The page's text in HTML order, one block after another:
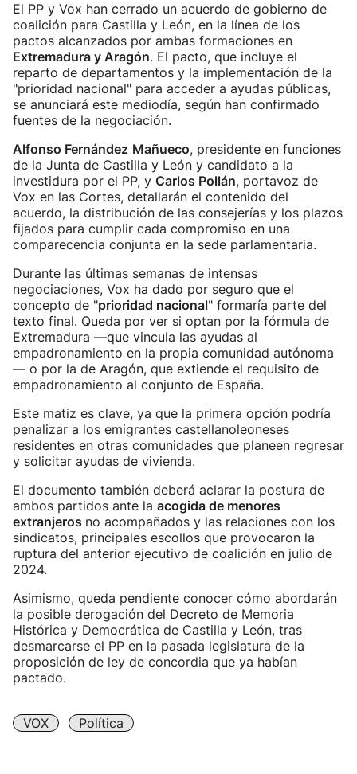
El PP y Vox han cerrado un acuerdo de gobierno de
coalición para Castilla y León, en la línea de los
pactos alcanzados por ambas formaciones en
Extremadura y Aragón. El pacto, que incluye el
reparto de departamentos y la implementación de la
"prioridad nacional" para acceder a ayudas públicas,
se anunciará este mediodía, según han confirmado
fuentes de la negociación.
Alfonso Fernández Mañueco, presidente en funciones
de la Junta de Castilla y León y candidato a la
investidura por el PP, y Carlos Pollán, portavoz de
Vox en las Cortes, detallarán el contenido del
acuerdo, la distribución de las consejerías y los plazos
fijados para cumplir cada compromiso en una
comparecencia conjunta en la sede parlamentaria.
Durante las últimas semanas de intensas
negociaciones, Vox ha dado por seguro que el
concepto de "prioridad nacional" formaría parte del
texto final. Queda por ver si optan por la fórmula de
Extremadura —que vincula las ayudas al
empadronamiento en la propia comunidad autónoma
— o por la de Aragón, que extiende el requisito de
empadronamiento al conjunto de España.
Este matiz es clave, ya que la primera opción podría
penalizar a los emigrantes castellanoleoneses
residentes en otras comunidades que planeen regresar
y solicitar ayudas de vivienda.
El documento también deberá aclarar la postura de
ambos partidos ante la acogida de menores
extranjeros no acompañados y las relaciones con los
sindicatos, principales escollos que provocaron la
ruptura del anterior ejecutivo de coalición en julio de
2024.
Asimismo, queda pendiente conocer cómo abordarán
la posible derogación del Decreto de Memoria
Histórica y Democrática de Castilla y León, tras
desmarcarse el PP en la pasada legislatura de la
proposición de ley de concordia que ya habían
pactado.
VOX Política